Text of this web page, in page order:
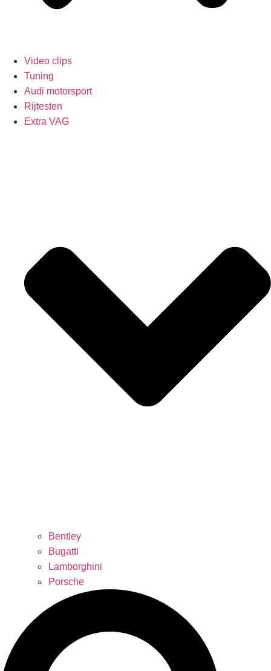
Video clips
Tuning
Audi motorsport
Rijtesten
Extra VAG
Bentley
Bugatti
Lamborghini
Porsche